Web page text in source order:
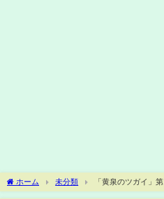
ホーム 未分類
「黄泉のツガイ」
イの声優判明で「只者じゃない感すごい…」